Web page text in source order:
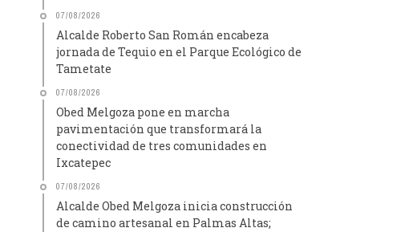
07/08/2026
Alcalde Roberto San Román encabeza
jornada de Tequio en el Parque Ecológico de
Tametate
07/08/2026
Obed Melgoza pone en marcha
pavimentación que transformará la
conectividad de tres comunidades en
Ixcatepec
07/08/2026
Alcalde Obed Melgoza inicia construcción
de camino artesanal en Palmas Altas;